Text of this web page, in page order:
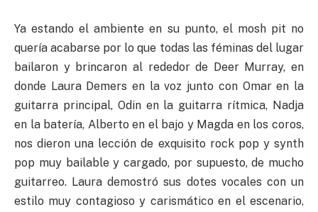
Ya estando el ambiente en su punto, el mosh pit no
quería acabarse por lo que todas las féminas del lugar
bailaron y brincaron al rededor de Deer Murray, en
donde Laura Demers en la voz junto con Omar en la
guitarra principal, Odin en la guitarra rítmica, Nadja
en la batería, Alberto en el bajo y Magda en los coros,
nos dieron una lección de exquisito rock pop y synth
pop muy bailable y cargado, por supuesto, de mucho
guitarreo. Laura demostró sus dotes vocales con un
estilo muy contagioso y carismático en el escenario,